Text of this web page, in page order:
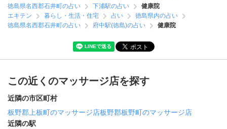
徳島県名西郡石井町の占い
下浦駅の占い
健康院
エキテン
暮らし・生活・住宅 占い
徳島県内の占い
徳島県名西郡石井町の占い
府中駅(徳島)の占い 健康院
この近くのマッサージ店を探す
近隣の市区町村
板野郡上板町のマッサージ店板野郡板野町のマッサージ店
近隣の駅